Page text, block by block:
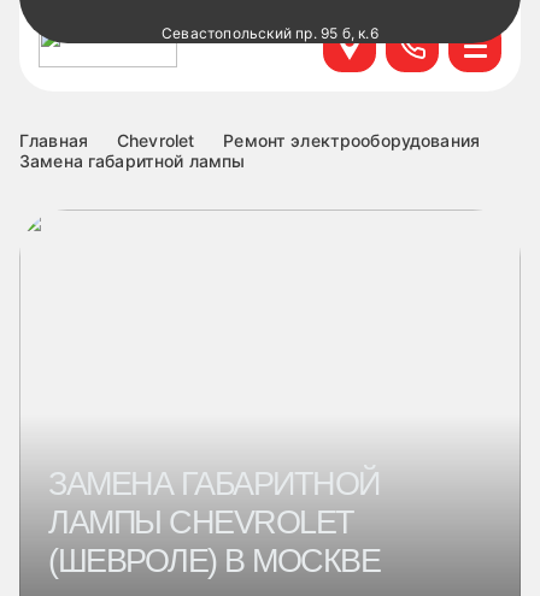
Севастопольский пр. 95 б, к.6
+7 499 495-45-76
+7 499 460-63-34
+7 499 460-69-76
Главная Chevrolet
Ремонт электрооборудования
Замена габаритной лампы
ЗАМЕНА ГАБАРИТНОЙ
ЛАМПЫ CHEVROLET
(ШЕВРОЛЕ) В МОСКВЕ